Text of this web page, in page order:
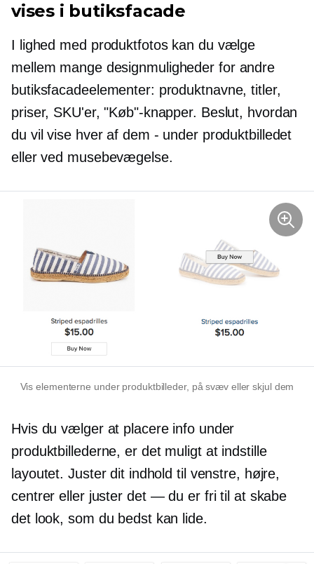
vises i butiksfacade
I lighed med produktfotos kan du vælge
mellem mange designmuligheder for andre
butiksfacadeelementer: produktnavne, titler,
priser, SKU'er, "Køb"-knapper. Beslut, hvordan
du vil vise hver af dem - under produktbilledet
eller ved musebevægelse.
Vis elementerne under produktbilleder, på svæv eller skjul dem
Hvis du vælger at placere info under
produktbillederne, er det muligt at indstille
layoutet. Juster dit indhold til venstre, højre,
centrer eller juster det —du er fri til at skabe
det look, som du bedst kan lide.